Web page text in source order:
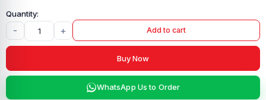
- + Add to cart
Buy Now
WhatsApp Us to Order